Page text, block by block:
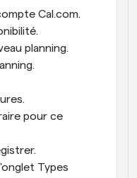
Cal.com.
planning.
pour ce
Types